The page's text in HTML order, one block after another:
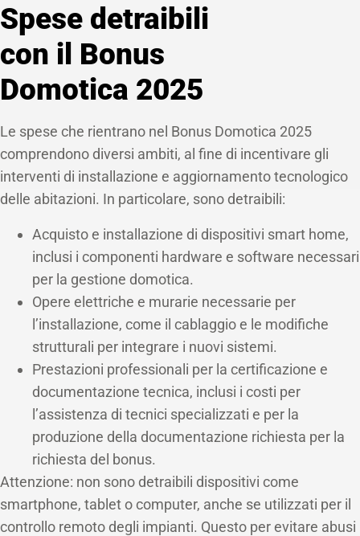
Spese detraibili
con il Bonus
Domotica 2025
Le spese che rientrano nel Bonus Domotica 2025
comprendono diversi ambiti, al fine di incentivare gli
interventi di installazione e aggiornamento tecnologico
delle abitazioni. In particolare, sono detraibili:
Acquisto e installazione di dispositivi smart home,
inclusi i componenti hardware e software necessari
per la gestione domotica.
Opere elettriche e murarie necessarie per
l’installazione, come il cablaggio e le modifiche
strutturali per integrare i nuovi sistemi.
Prestazioni professionali per la certificazione e
documentazione tecnica, inclusi i costi per
l’assistenza di tecnici specializzati e per la
produzione della documentazione richiesta per la
richiesta del bonus.
Attenzione: non sono detraibili dispositivi come
smartphone, tablet o computer, anche se utilizzati per il
controllo remoto degli impianti. Questo per evitare abusi